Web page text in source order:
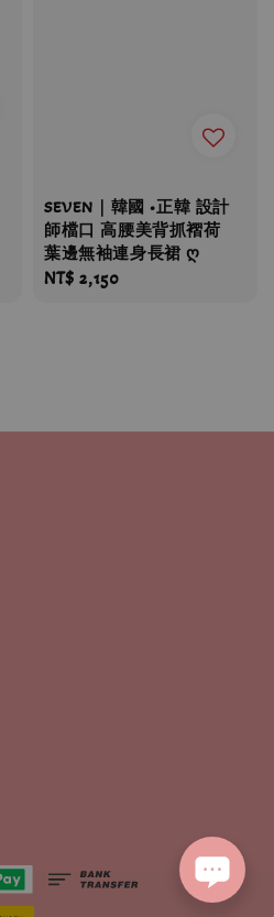
SEVEN｜韓國 •正韓 設計
師檔口 高腰美背抓褶荷
葉邊無袖連身長裙 ღ
Regular
NT$ 2,150